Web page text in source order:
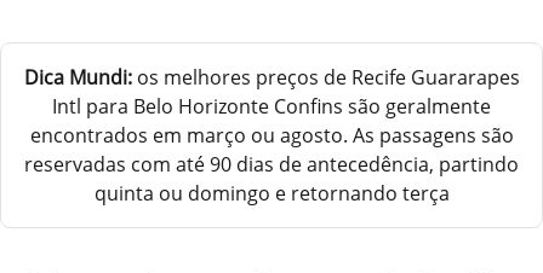
Dica Mundi:os melhores preços de Recife Guararapes
Intl para Belo Horizonte Confins são geralmente
encontrados em março ou agosto. As passagens são
reservadas com até 90 dias de antecedência, partindo
quinta ou domingo e retornando terça